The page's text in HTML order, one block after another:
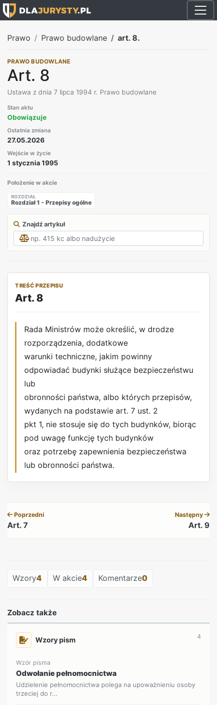
Prawo Prawo budowlane art. 8.
PRAWO BUDOWLANE
Art. 8
Ustawa z dnia 7 lipca 1994 r. Prawo budowlane
Stan aktu
Obowiązuje
Ostatnia zmiana
27.05.2026
Wejście w życie
1 stycznia 1995
Położenie w akcie
ROZDZIAŁ
Rozdział 1 - Przepisy ogólne
Znajdź artykuł
TREŚĆ PRZEPISU
Art. 8
Rada Ministrów może określić, w drodze
rozporządzenia, dodatkowe
warunki techniczne, jakim powinny
odpowiadać budynki służące bezpieczeństwu
lub
obronności państwa, albo których przepisów,
wydanych na podstawie art. 7 ust. 2
pkt 1, nie stosuje się do tych budynków, biorąc
pod uwagę funkcję tych budynków
oraz potrzebę zapewnienia bezpieczeństwa
lub obronności państwa.
Poprzedni
Art. 7
Następny
Art. 9
Wzory4 W akcie4 Komentarze0
Zobacz także
Wzory pism 4
Wzór pisma
Odwołanie pełnomocnictwa
Udzielenie pełnomocnictwa polega na upoważnieniu osoby
trzeciej do r...